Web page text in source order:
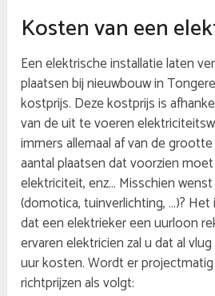
Kosten van een
Een elektrische installatie laten
plaatsen bij nieuwbouw in
kostprijs. Deze kostprijs is
van de uit te voeren
immers allemaal af van de
aantal plaatsen dat voorzien
elektriciteit, enz… Misschien
(domotica, tuinverlichting, …)?
dat een elektrieker een uurloon
ervaren elektricien zal u dat al
uur kosten. Wordt er
richtprijzen als volgt: